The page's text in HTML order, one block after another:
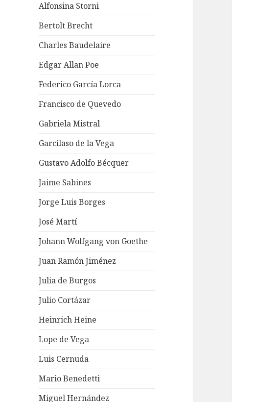
Alfonsina Storni
Bertolt Brecht
Charles Baudelaire
Edgar Allan Poe
Federico García Lorca
Francisco de Quevedo
Gabriela Mistral
Garcilaso de la Vega
Gustavo Adolfo Bécquer
Jaime Sabines
Jorge Luis Borges
José Martí
Johann Wolfgang von Goethe
Juan Ramón Jiménez
Julia de Burgos
Julio Cortázar
Heinrich Heine
Lope de Vega
Luis Cernuda
Mario Benedetti
Miguel Hernández